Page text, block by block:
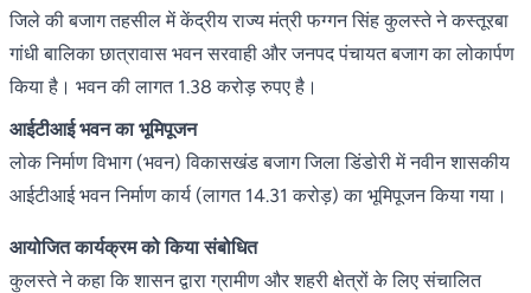
जिले की बजाग तहसील में केंद्रीय राज्य मंत्री फग्गन सिंह कुलस्ते ने कस्तूरबा
गांधी बालिका छात्रावास भवन सरवाही और जनपद पंचायत बजाग का लोकार्पण
किया है। भवन की लागत 1.38 करोड़ रुपए है।
आईटीआई भवन का भूमिपूजन
लोक निर्माण विभाग (भवन) विकासखंड बजाग जिला डिंडोरी में नवीन शासकीय
आईटीआई भवन निर्माण कार्य (लागत 14.31 करोड़) का भूमिपूजन किया गया।
आयोजित कार्यक्रम को किया संबोधित
कुलस्ते ने कहा कि शासन द्वारा ग्रामीण और शहरी क्षेत्रों के लिए संचालित